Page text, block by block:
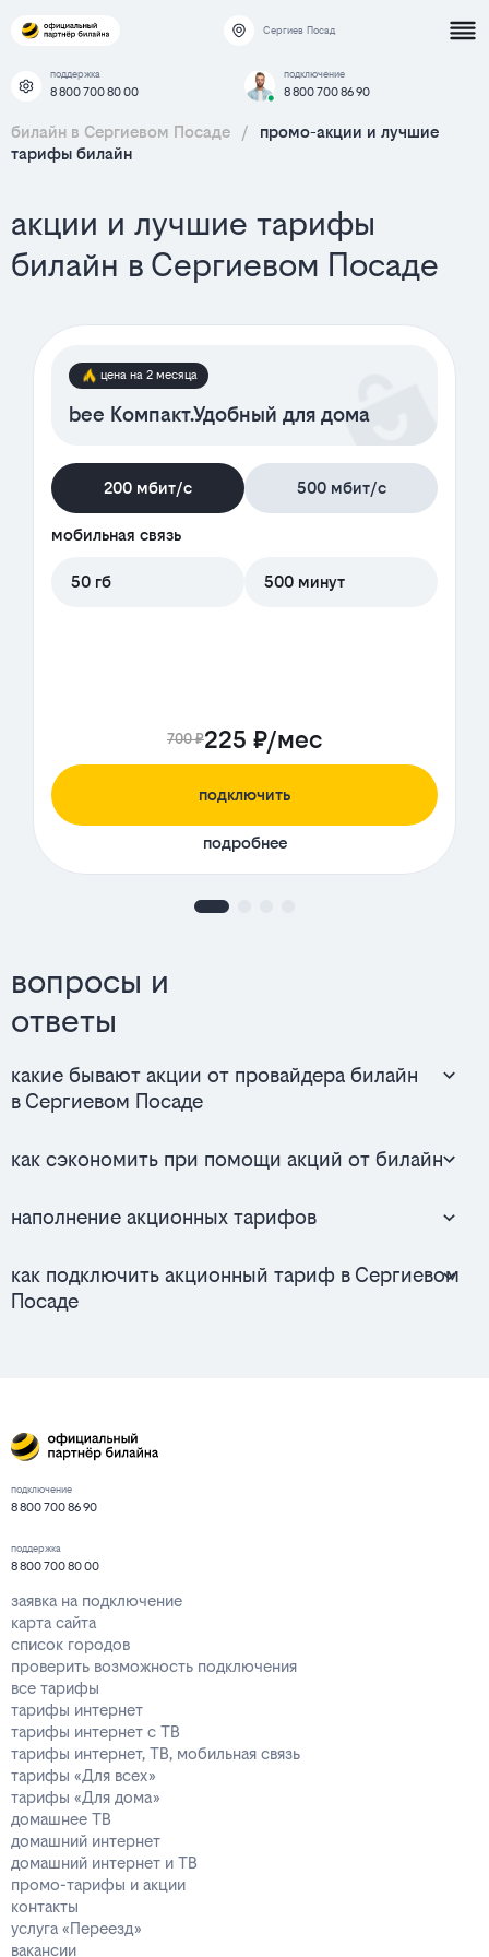
Сергиев Посад
поддержка
8 800 700 80 00
подключение
8 800 700 86 90
билайн в Сергиевом Посаде /
промо-акции и лучшие
тарифы билайн
акции и лучшие тарифы
билайн в Сергиевом Посаде
цена на 2 месяца
bee Компакт.Удобный для дома
200 мбит/с 500 мбит/с
мобильная связь
50 гб 500 минут
700 ₽225 ₽/мес
подключить
подробнее
вопросы и
ответы
какие бывают акции от провайдера билайн
в Сергиевом Посаде
как сэкономить при помощи акций от билайн
наполнение акционных тарифов
как подключить акционный тариф в Сергиевом
Посаде
подключение
8 800 700 86 90
поддержка
8 800 700 80 00
заявка на подключение
карта сайта
список городов
проверить возможность подключения
все тарифы
тарифы интернет
тарифы интернет с ТВ
тарифы интернет, ТВ, мобильная связь
тарифы «Для всех»
тарифы «Для дома»
домашнее ТВ
домашний интернет
домашний интернет и ТВ
промо-тарифы и акции
контакты
услуга «Переезд»
вакансии